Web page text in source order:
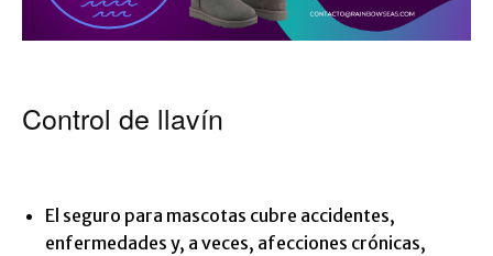
Control de llavín
El seguro para mascotas cubre accidentes,
enfermedades y, a veces, afecciones crónicas,